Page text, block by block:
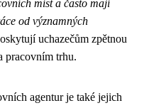
míst a často mají
od významných
uchazečům zpětnou
pracovním trhu.
agentur je také jejich